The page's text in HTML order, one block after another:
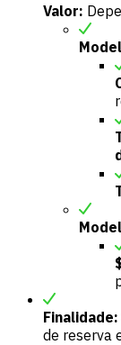
Valor:
Finalidade:
de reserva